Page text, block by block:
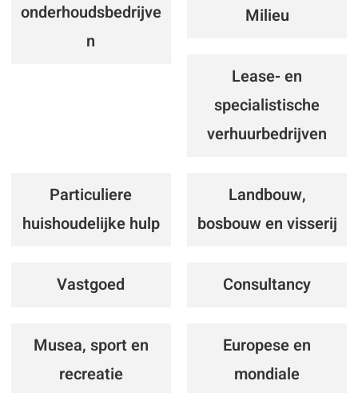
onderhoudsbedrijve
n
Milieu
Lease- en
specialistische
verhuurbedrijven
Particuliere
huishoudelijke hulp
Landbouw,
bosbouw en visserij
Vastgoed Consultancy
Musea, sport en
recreatie
Europese en
mondiale